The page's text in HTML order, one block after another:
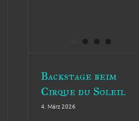
Backstage beim
Cirque du Soleil
4. März 2026